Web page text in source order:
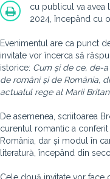
cu publicul va avea
2024, începând cu
Evenimentul are ca punct
invitate vor încerca să
istorice: Cum și de ce, de-
de români și de România,
actualul rege al Marii
De asemenea, scriitoarea
curentul romantic a
România, dar și modul în
literatură, începând din